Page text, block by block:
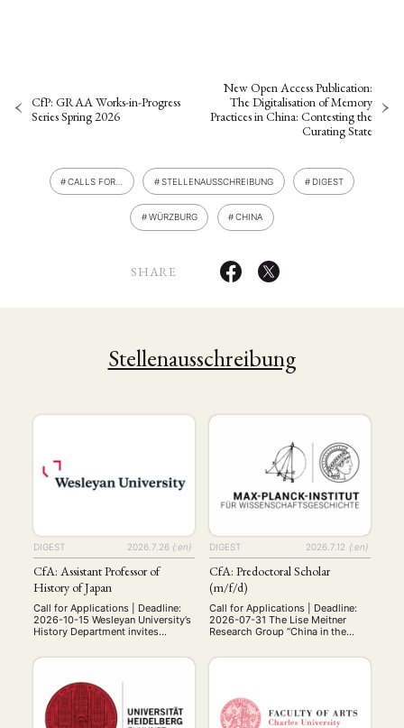
CfP: GRAA Works-in-Progress
Series Spring 2026
New Open Access Publication:
The Digitalisation of Memory
Practices in China: Contesting the
Curating State
CALLS FOR… STELLENAUSSCHREIBUNG DIGEST
WÜRZBURG CHINA
SHARE
Stellenausschreibung
DIGEST 2026.7.26 {:en}
CfA: Assistant Professor of
History of Japan
Call for Applications | Deadline:
2026-10-15 Wesleyan University’s
History Department invites
assistant professorship in the
history of Japan, to begin July 1,
specialization are open, but the
ability to teach surveys of
premodern and modern Japan is
expected. The successful
DIGEST 2026.7.12 {:en}
CfA: Predoctoral Scholar
(m/f/d)
Call for Applications | Deadline:
2026-07-31 The Lise Meitner
Research Group “China in the
Berlin seeks to appoint a
Predoctoral Scholar (m/f/d) –75%
join the research project
“Scientific Empire: Infrastructure
Control and Ideational Binding in